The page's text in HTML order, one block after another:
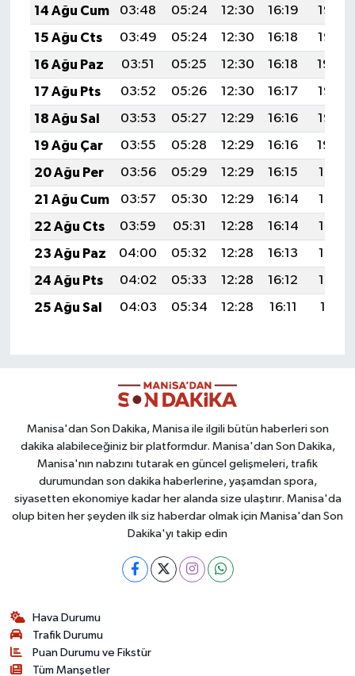
14 Ağu Cum
03:48 05:24 12:30 16:19
19:27
15 Ağu Cts
03:49 05:24 12:30 16:18
19:26
16 Ağu Paz
03:51 05:25 12:30 16:18
19:24
17 Ağu Pts
03:52 05:26 12:30 16:17
19:23
18 Ağu Sal
03:53 05:27 12:29 16:16
19:22
19 Ağu Çar
03:55 05:28 12:29 16:16
19:20
20 Ağu Per
03:56 05:29 12:29 16:15
19:19
21 Ağu Cum
03:57 05:30 12:29 16:14
19:17
22 Ağu Cts
03:59 05:31 12:28 16:14
19:16
23 Ağu Paz
04:00 05:32 12:28 16:13
19:14
24 Ağu Pts
04:02 05:33 12:28 16:12
19:13
25 Ağu Sal
04:03 05:34 12:28 16:11 19:11
Manisa'dan Son Dakika, Manisa ile ilgili bütün haberleri son
dakika alabileceğiniz bir platformdur. Manisa'dan Son Dakika,
Manisa'nın nabzını tutarak en güncel gelişmeleri, trafik
durumundan son dakika haberlerine, yaşamdan spora,
siyasetten ekonomiye kadar her alanda size ulaştırır. Manisa'da
olup biten her şeyden ilk siz haberdar olmak için Manisa'dan Son
Dakika'yı takip edin
Hava Durumu
Trafik Durumu
Puan Durumu ve Fikstür
Tüm Manşetler